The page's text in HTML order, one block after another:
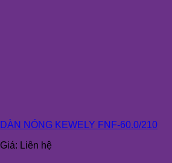
DÀN NÓNG KEWELY FNF-60.0/210
Giá: Liên hệ